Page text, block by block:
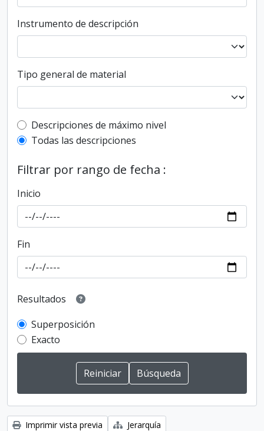
Instrumento de descripción
Tipo general de material
Top-level description filter
Descripciones de máximo nivel
Todas las descripciones
Filtrar por rango de fecha :
Inicio
Fin
Resultados
Superposición
Exacto
Imprimir vista previa Jerarquía